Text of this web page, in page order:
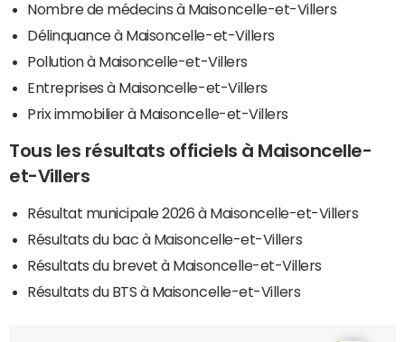
Nombre de médecins à Maisoncelle-et-Villers
Délinquance à Maisoncelle-et-Villers
Pollution à Maisoncelle-et-Villers
Entreprises à Maisoncelle-et-Villers
Prix immobilier à Maisoncelle-et-Villers
Tous les résultats officiels à Maisoncelle-
et-Villers
Résultat municipale 2026 à Maisoncelle-et-Villers
Résultats du bac à Maisoncelle-et-Villers
Résultats du brevet à Maisoncelle-et-Villers
Résultats du BTS à Maisoncelle-et-Villers